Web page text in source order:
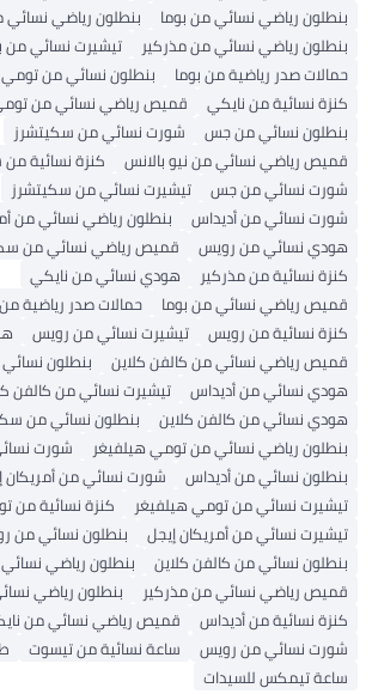
رياضي نسائي من بوما
بنطلون رياضي نسائي من
رياضي نسائي من مذركير
تيشيرت نسائي من بوما
صدر رياضية من بوما
بنطلون نسائي من تومي
نسائية من نايكي
قميص رياضي نسائي من تومي
نسائي من جس
شورت نسائي من سكيتشرز
رياضي نسائي من نيو بالانس
كنزة نسائية من
نسائي من جس
تيشيرت نسائي من سكيتشرز
نسائي من أديداس
بنطلون رياضي نسائي من
نسائي من رويس
قميص رياضي نسائي من
نسائية من مذركير
هودي نسائي من نايكي
رياضي نسائي من بوما
حمالات صدر رياضية من
نسائية من رويس
تيشيرت نسائي من رويس
هودي
رياضي نسائي من كالفن كلاين
بنطلون نسائي من
نسائي من أديداس
تيشيرت نسائي من كالفن كلاين
نسائي من كالفن كلاين
بنطلون نسائي من
رياضي نسائي من تومي هيلفيغر
شورت نسائي
نسائي من أديداس
شورت نسائي من أمريكان إيجل
نسائي من تومي هيلفيغر
كنزة نسائية من تومي
نسائي من أمريكان إيجل
بنطلون نسائي من رويس
نسائي من كالفن كلاين
بنطلون رياضي نسائي من
رياضي نسائي من مذركير
بنطلون رياضي نسائي من
نسائية من أديداس
قميص رياضي نسائي من نايكي
نسائي من رويس
ساعة نسائية من تيسوت
طقم
تيمكس للسيدات